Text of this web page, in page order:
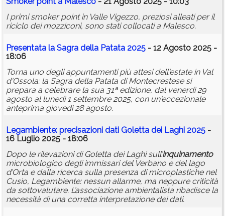
I primi smoker point in Valle Vigezzo, preziosi alleati per il
riciclo dei mozziconi, sono stati collocati a Malesco.
Presentata la Sagra della Patata 2025 - 12 Agosto 2025 -
18:06
Torna uno degli appuntamenti più attesi dell'estate in Val
d'Ossola: la Sagra della Patata di Montecrestese si
prepara a celebrare la sua 31ª edizione, dal venerdì 29
agosto al lunedì 1 settembre 2025, con un'eccezionale
anteprima giovedì 28 agosto.
Legambiente: precisazioni dati Goletta dei Laghi 2025 -
16 Luglio 2025 - 18:06
Dopo le rilevazioni di Goletta dei Laghi sull’inquinamento
microbiologico degli immissari del Verbano e del lago
d’Orta e dalla ricerca sulla presenza di microplastiche nel
Cusio, Legambiente: nessun allarme, ma neppure criticità
da sottovalutare. L’associazione ambientalista ribadisce la
necessità di una corretta interpretazione dei dati.